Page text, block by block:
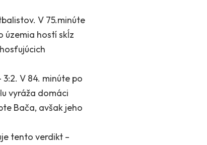
V 75.minúte
územia hostí skĺz
V 84. minúte po
vyráža domáci
Bača, avšak jeho
tento verdikt –